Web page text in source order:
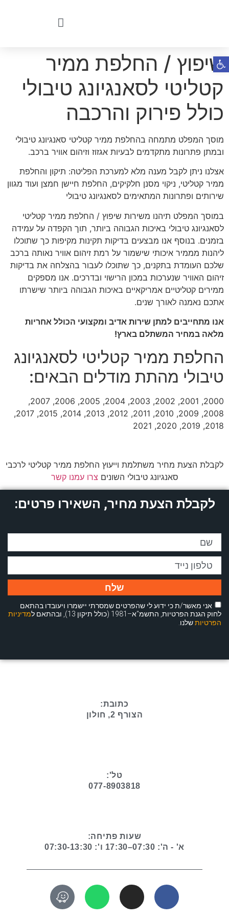
שיפוץ / החלפת ממיר
קטליטי לסאנגיונג טיבולי
כולל פירוק והרכבה
מוסך המפלט מתמחה בהחלפת ממיר קטליטי סאנגיונג טיבולי
ובמתן פתרונות מתקדמים לבעיות אגזוז וזיהום אוויר ברכב.
אצלנו ניתן לקבל מענה מלא למערכת הפליטה: תיקון והחלפת
ממיר קטליטי, ניקוי מסנן חלקיקים, החלפת חיישן חמצן ועוד מגוון
שירותים ופתרונות המתאימים לסאנגיונג טיבולי
במוסך המפלט תיהנו משירות שיפוץ / החלפת ממיר קטליטי
לסאנגיונג טיבולי באיכות הגבוהה ביותר, תוך הקפדה על עמידה
בזמנים. בנוסף אנו מבצעים בדיקות תקינות מקיפות כך שתוכלו
ליהנות מממיר איכותי שישמור על רמת זיהום אוויר נאותה ברכב
שלכם העומדת בתקנים, כך שתוכלו לעבור בהצלחה את בדיקות
זיהום האוויר שנערכות במכון הרישוי ובדרכים. אנו מספקים
ממירים קטליטיים אמריקאיים באיכות הגבוהה ביותר שישרתו
אתכם נאמנה לאורך שנים.
אנו מתחייבים למתן שירות אדיב ומקצועי הכולל אחריות
מלאה במחיר המשתלם בארץ!
החלפת ממיר קטליטי לסאנגיונג
טיבולי מהתת מודלים הבאים:
2000, 2001, 2002, 2003, 2004, 2005, 2006, 2007,
2008, 2009, 2010, 2011, 2012, 2013, 2014, 2015, 2017,
2018, 2019, 2020, 2021
לקבלת הצעת מחיר משתלמת וייעוץ החלפת ממיר קטליטי לרכבי
סאנגיונג טיבולי השונים צרו עמנו קשר
לקבלת הצעת מחיר, השאירו פרטים:
אני מאשר/ת כי ידוע לי שהפרטים שמסרתי יישמרו ויעובדו בהתאם
לחוק הגנת הפרטיות, התשמ"א–1981 (כולל תיקון 13), ובהתאם ל
מדיניות
הפרטיותשלנו.
שלח
כתובת:
הצורף 2, חולון
טל':
077-8903818
שעות פתיחה:
א' - ה': 07:30–17:30 ו': 07:30-13:30
פתח סרגל נגישות